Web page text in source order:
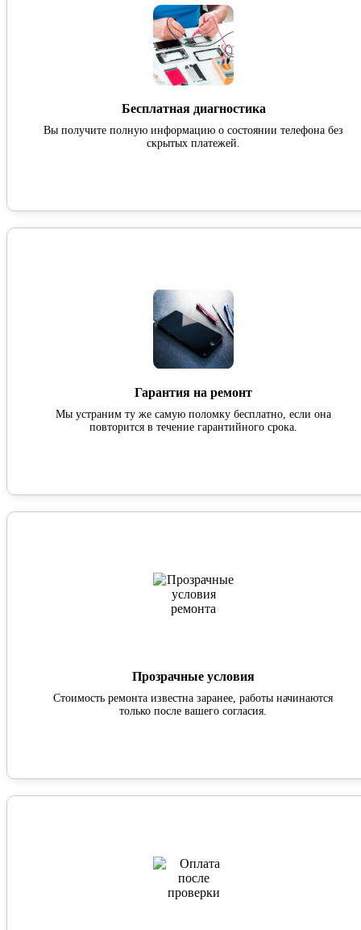
Бесплатная диагностика
Вы получите полную информацию о состоянии телефона без
скрытых платежей.
Гарантия на ремонт
Мы устраним ту же самую поломку бесплатно, если она
повторится в течение гарантийного срока.
Прозрачные условия
Стоимость ремонта известна заранее, работы начинаются
только после вашего согласия.